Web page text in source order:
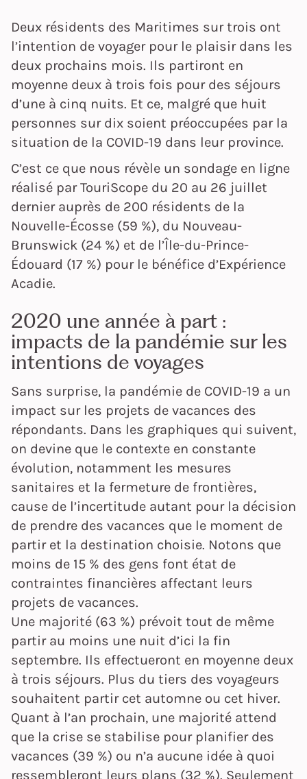
Deux résidents des Maritimes sur trois ont
l’intention de voyager pour le plaisir dans les
deux prochains mois. Ils partiront en
moyenne deux à trois fois pour des séjours
d’une à cinq nuits. Et ce, malgré que huit
personnes sur dix soient préoccupées par la
situation de la COVID-19 dans leur province.
C’est ce que nous révèle un sondage en ligne
réalisé par TouriScope du 20 au 26 juillet
dernier auprès de 200 résidents de la
Nouvelle-Écosse (59 %), du Nouveau-
Brunswick (24 %) et de l’Île-du-Prince-
Édouard (17 %) pour le bénéfice d’Expérience
Acadie.
2020 une année à part :
impacts de la pandémie sur les
intentions de voyages
Sans surprise, la pandémie de COVID-19 a un
impact sur les projets de vacances des
répondants. Dans les graphiques qui suivent,
on devine que le contexte en constante
évolution, notamment les mesures
sanitaires et la fermeture de frontières,
cause de l’incertitude autant pour la décision
de prendre des vacances que le moment de
partir et la destination choisie. Notons que
moins de 15 % des gens font état de
contraintes financières affectant leurs
projets de vacances.
Une majorité (63 %) prévoit tout de même
partir au moins une nuit d’ici la fin
septembre. Ils effectueront en moyenne deux
à trois séjours. Plus du tiers des voyageurs
souhaitent partir cet automne ou cet hiver.
Quant à l’an prochain, une majorité attend
que la crise se stabilise pour planifier des
vacances (39 %) ou n’a aucune idée à quoi
ressembleront leurs plans (32 %). Seulement